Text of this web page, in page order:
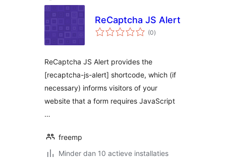
ReCaptcha JS Alert
(0totaal
waarderingen
)
ReCaptcha JS Alert provides the
[recaptcha-js-alert] shortcode, which (if
necessary) informs visitors of your
website that a form requires JavaScript
…
freemp
Minder dan 10 actieve installaties